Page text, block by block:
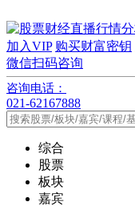
加入VIP 购买财富密钥
微信扫码咨询
咨询电话：
021-62167888
综合
股票
板块
嘉宾